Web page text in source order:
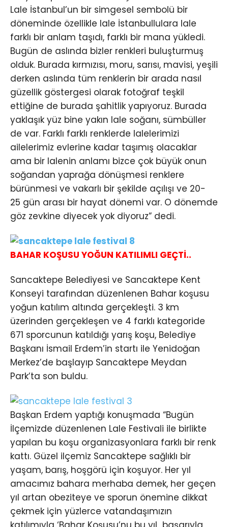
Lale İstanbul’un bir simgesel sembolü bir
döneminde özellikle lale İstanbullulara lale
farklı bir anlam taşıdı, farklı bir mana yükledi.
Bugün de aslında bizler renkleri buluşturmuş
olduk. Burada kırmızısı, moru, sarısı, mavisi, yeşili
derken aslında tüm renklerin bir arada nasıl
güzellik göstergesi olarak fotoğraf teşkil
ettiğine de burada şahitlik yapıyoruz. Burada
yaklaşık yüz bine yakın lale soğanı, sümbüller
de var. Farklı farklı renklerde lalelerimizi
ailelerimiz evlerine kadar taşımış olacaklar
ama bir lalenin anlamı bizce çok büyük onun
soğandan yaprağa dönüşmesi renklere
bürünmesi ve vakarlı bir şekilde açılışı ve 20-
25 gün arası bir hayat dönemi var. O dönemde
göz zevkine diyecek yok diyoruz” dedi.
BAHAR KOŞUSU YOĞUN KATILIMLI GEÇTİ..
Sancaktepe Belediyesi ve Sancaktepe Kent
Konseyi tarafından düzenlenen Bahar koşusu
yoğun katılım altında gerçekleşti. 3 km
üzerinden gerçekleşen ve 4 farklı kategoride
671 sporcunun katıldığı yarış koşu, Belediye
Başkanı İsmail Erdem’in startı ile Yenidoğan
Merkez’de başlayıp Sancaktepe Meydan
Park’ta son buldu.
Başkan Erdem yaptığı konuşmada “Bugün
İlçemizde düzenlenen Lale Festivali ile birlikte
yapılan bu koşu organizasyonlara farklı bir renk
kattı. Güzel ilçemiz Sancaktepe sağlıklı bir
yaşam, barış, hoşgörü için koşuyor. Her yıl
amacımız bahara merhaba demek, her geçen
yıl artan obeziteye ve sporun önemine dikkat
çekmek için yüzlerce vatandaşımızın